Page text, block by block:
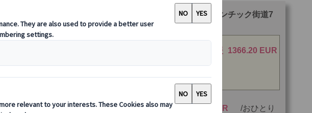
パリとルクセンブルク、ドイツ・ロマンチック街道7
日間(パリ発→ミュンヘン着)
【10%OFF】まだ間に合う！夏旅応援
1366.20 EUR
3 名様参加時 1026.00 923.40 EUR おひとり